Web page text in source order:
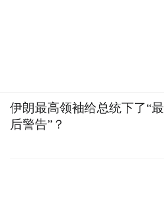
伊朗最高领袖给总统下了“最
后警告”？